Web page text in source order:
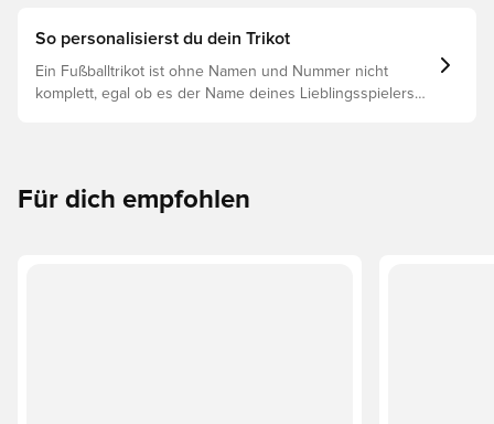
So personalisierst du dein Trikot
Ein Fußballtrikot ist ohne Namen und Nummer nicht
komplett, egal ob es der Name deines Lieblingsspielers
Für dich empfohlen